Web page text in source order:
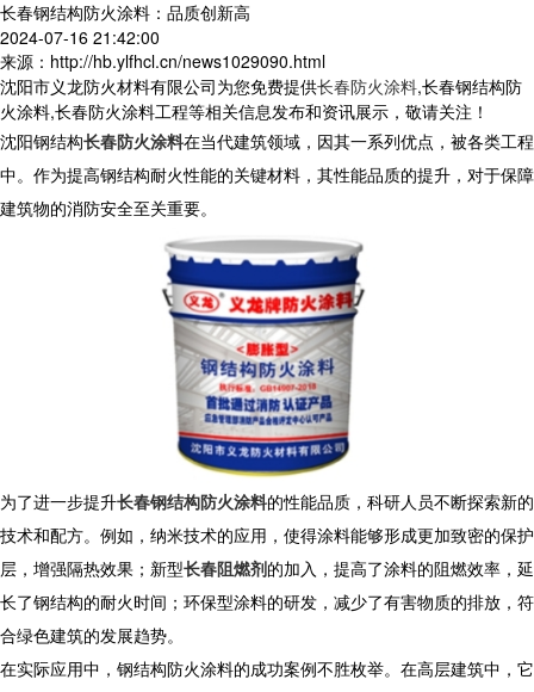
长春钢结构防火涂料：品质创新高
2024-07-16 21:42:00
来源：http://hb.ylfhcl.cn/news1029090.html
沈阳市义龙防火材料有限公司为您免费提供长春防火涂料,长春钢结构防
火涂料,长春防火涂料工程等相关信息发布和资讯展示，敬请关注！
沈阳钢结构长春防火涂料在当代建筑领域，因其一系列优点，被各类工程
中。作为提高钢结构耐火性能的关键材料，其性能品质的提升，对于保障
建筑物的消防安全至关重要。
为了进一步提升长春钢结构防火涂料的性能品质，科研人员不断探索新的
技术和配方。例如，纳米技术的应用，使得涂料能够形成更加致密的保护
层，增强隔热效果；新型长春阻燃剂的加入，提高了涂料的阻燃效率，延
长了钢结构的耐火时间；环保型涂料的研发，减少了有害物质的排放，符
合绿色建筑的发展趋势。
在实际应用中，钢结构防火涂料的成功案例不胜枚举。在高层建筑中，它